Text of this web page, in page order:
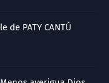
de PATY CANTÚ